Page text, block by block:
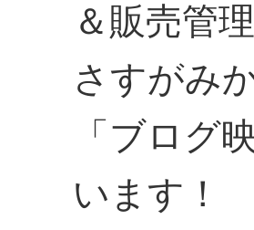
＆販売管
さすがみ
「ブログ
います！